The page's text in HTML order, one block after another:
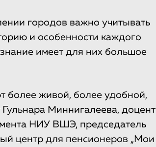
городов важно учитывать
и особенности каждого
имеет для них большое
более живой, более удобной,
Миннигалеева, доцент
НИУ ВШЭ, председатель
центр для пенсионеров „Мои